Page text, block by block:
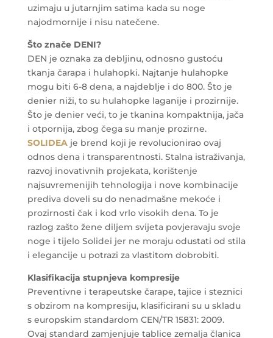
uzimaju u jutarnjim satima kada su noge
najodmornije i nisu natečene.
Što znače DENI?
DEN je oznaka za debljinu, odnosno gustoću
tkanja čarapa i hulahopki. Najtanje hulahopke
mogu biti 6-8 dena, a najdeblje i do 800. Što je
denier niži, to su hulahopke laganije i prozirnije.
Što je denier veći, to je tkanina kompaktnija, jača
i otpornija, zbog čega su manje prozirne.
SOLIDEAje brend koji je revolucionirao ovaj
odnos dena i transparentnosti. Stalna istraživanja,
razvoj inovativnih projekata, korištenje
najsuvremenijih tehnologija i nove kombinacije
prediva doveli su do nenadmašne mekoće i
prozirnosti čak i kod vrlo visokih dena. To je
razlog zašto žene diljem svijeta povjeravaju svoje
noge i tijelo Solidei jer ne moraju odustati od stila
i elegancije u potrazi za vlastitom dobrobiti.
Klasifikacija stupnjeva kompresije
Preventivne i terapeutske čarape, tajice i steznici
s obzirom na kompresiju, klasificirani su u skladu
s europskim standardom CEN/TR 15831: 2009.
Ovaj standard zamjenjuje tablice zemalja članica